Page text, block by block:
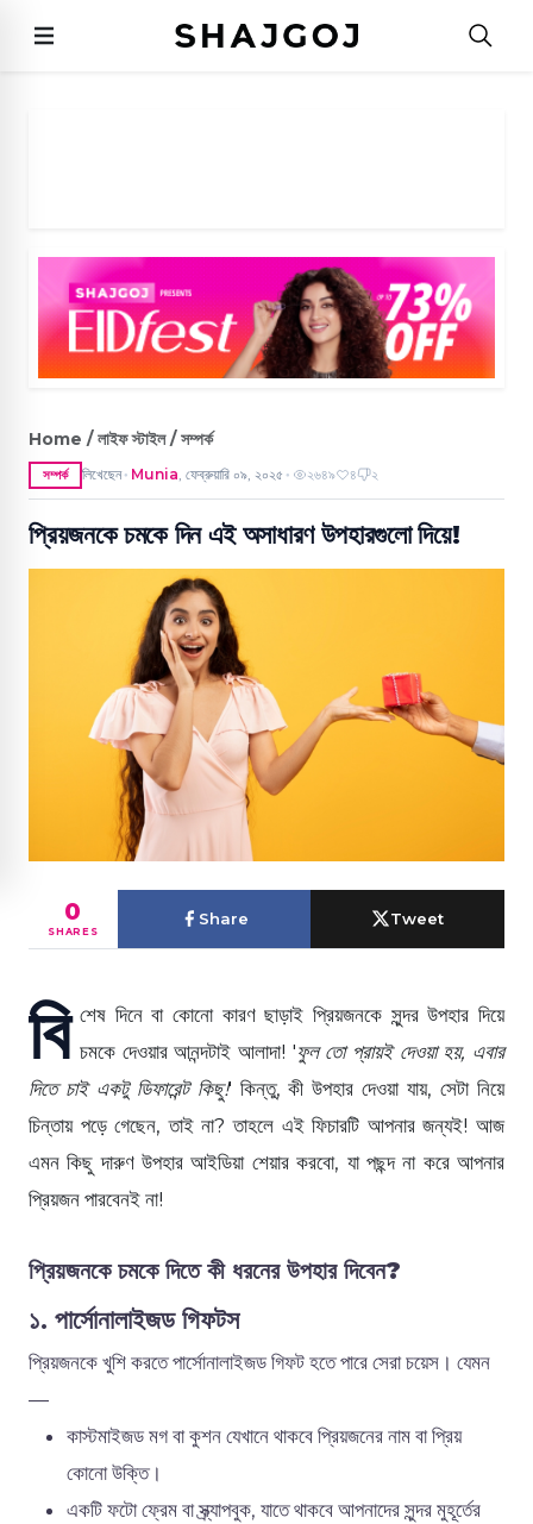
Home / লাইফ স্টাইল / সম্পর্ক
সম্পর্ক লিখেছেন ● Munia, ফেব্রুয়ারি ০৯, ২০২৫ ● ২৬৪৯ ৪ ২
প্রিয়জনকে চমকে দিন এই অসাধারণ উপহারগুলো দিয়ে!
0
SHARES
Share Tweet
বি শেষ দিনে বা কোনো কারণ ছাড়াই প্রিয়জনকে সুন্দর উপহার দিয়ে
চমকে দেওয়ার আনন্দটাই আলাদা! 'ফুল তো প্রায়ই দেওয়া হয়, এবার
দিতে চাই একটু ডিফারেন্ট কিছু!' কিন্তু, কী উপহার দেওয়া যায়, সেটা নিয়ে
চিন্তায় পড়ে গেছেন, তাই না? তাহলে এই ফিচারটি আপনার জন্যই! আজ
এমন কিছু দারুণ উপহার আইডিয়া শেয়ার করবো, যা পছন্দ না করে আপনার
প্রিয়জন পারবেনই না!
প্রিয়জনকে চমকে দিতে কী ধরনের উপহার দিবেন?
১. পার্সোনালাইজড গিফটস
প্রিয়জনকে খুশি করতে পার্সোনালাইজড গিফট হতে পারে সেরা চয়েস। যেমন
—
কাস্টমাইজড মগ বা কুশন যেখানে থাকবে প্রিয়জনের নাম বা প্রিয়
কোনো উক্তি।
একটি ফটো ফ্রেম বা স্ক্র্যাপবুক, যাতে থাকবে আপনাদের সুন্দর মুহূর্তের